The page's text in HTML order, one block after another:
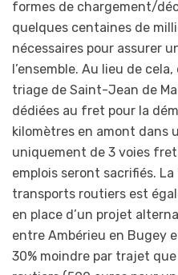
formes de chargement/
quelques centaines de
nécessaires pour assurer
l’ensemble. Au lieu de
triage de Saint-Jean de
dédiées au fret pour la
kilomètres en amont dans
uniquement de 3 voies
emplois seront sacrifiés.
transports routiers est
en place d’un projet
entre Ambérieu en Bugey
30% moindre par trajet